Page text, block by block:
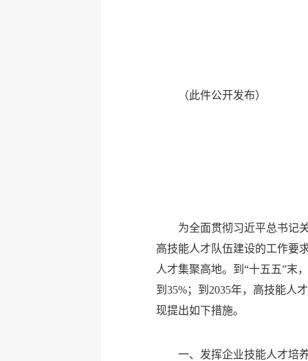
（此件公开发布）
为全面贯彻习近平总书记
高技能人才队伍建设的工作要
人才集聚高地。到“十五五”末
到35%；到2035年，高技能人
现提出如下措施。
一、发挥企业技能人才培